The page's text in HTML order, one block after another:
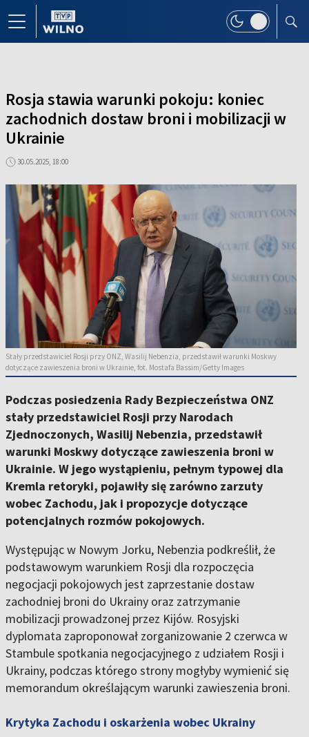
Rosja stawia warunki pokoju: koniec
zachodnich dostaw broni i mobilizacji w
Ukrainie
30.05.2025, 18:00
Stały przedstawiciel Rosji przy ONZ, Wasilij Nebenzia, przedstawił warunki Moskwy
dotyczące zawieszenia broni w Ukrainie, fot. Mostafa Bassim/Getty Images
Podczas posiedzenia Rady Bezpieczeństwa ONZ
stały przedstawiciel Rosji przy Narodach
Zjednoczonych, Wasilij Nebenzia, przedstawił
warunki Moskwy dotyczące zawieszenia broni w
Ukrainie. W jego wystąpieniu, pełnym typowej dla
Kremla retoryki, pojawiły się zarówno zarzuty
wobec Zachodu, jak i propozycje dotyczące
potencjalnych rozmów pokojowych.
Występując w Nowym Jorku, Nebenzia podkreślił, że
podstawowym warunkiem Rosji dla rozpoczęcia
negocjacji pokojowych jest zaprzestanie dostaw
zachodniej broni do Ukrainy oraz zatrzymanie
mobilizacji prowadzonej przez Kijów. Rosyjski
dyplomata zaproponował zorganizowanie 2 czerwca w
Stambule spotkania negocjacyjnego z udziałem Rosji i
Ukrainy, podczas którego strony mogłyby wymienić się
memorandum określającym warunki zawieszenia broni.
Krytyka Zachodu i oskarżenia wobec Ukrainy